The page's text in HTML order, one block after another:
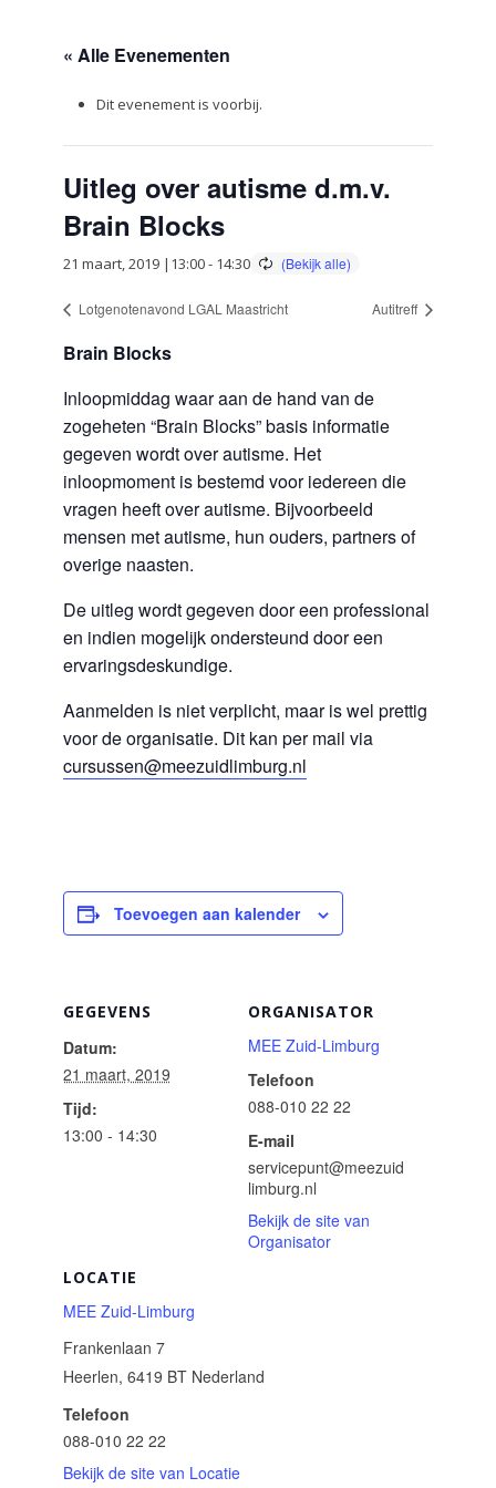
« Alle Evenementen
Dit evenement is voorbij.
Uitleg over autisme d.m.v.
Brain Blocks
21 maart, 2019 |13:00- 14:30
Lotgenotenavond LGAL Maastricht Autitreff
Brain Blocks
Inloopmiddag waar aan de hand van de
zogeheten “Brain Blocks” basis informatie
gegeven wordt over autisme. Het
inloopmoment is bestemd voor iedereen die
vragen heeft over autisme. Bijvoorbeeld
mensen met autisme, hun ouders, partners of
overige naasten.
De uitleg wordt gegeven door een professional
en indien mogelijk ondersteund door een
ervaringsdeskundige.
Aanmelden is niet verplicht, maar is wel prettig
voor de organisatie. Dit kan per mail via
cursussen@meezuidlimburg.nl
Toevoegen aan kalender
GEGEVENS
Datum:
21 maart, 2019
Tijd:
13:00 - 14:30
LOCATIE
MEE Zuid-Limburg
Frankenlaan 7
Heerlen, 6419 BT Nederland
Telefoon
088-010 22 22
Bekijk de site van Locatie
ORGANISATOR
MEE Zuid-Limburg
Telefoon
088-010 22 22
E-mail
servicepunt@meezuid
limburg.nl
Bekijk de site van
Organisator